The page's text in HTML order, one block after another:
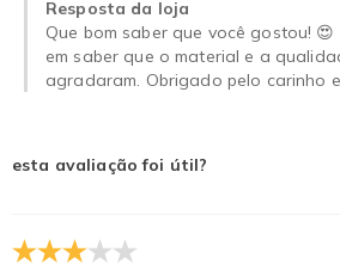
Resposta da loja
Que bom saber que você gostou! 😍
em saber que o material e a
agradaram. Obrigado pelo carinho
esta avaliação foi útil?